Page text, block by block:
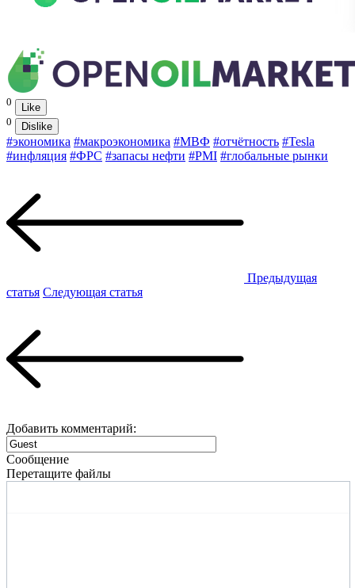
0
Like
0
Dislike
#экономика #макроэкономика #МВФ #отчётность #Tesla
#инфляция #ФРС #запасы нефти #PMI #глобальные рынки
Предыдущая
статья Следующая статья
Добавить комментарий:
Сообщение
Перетащите файлы